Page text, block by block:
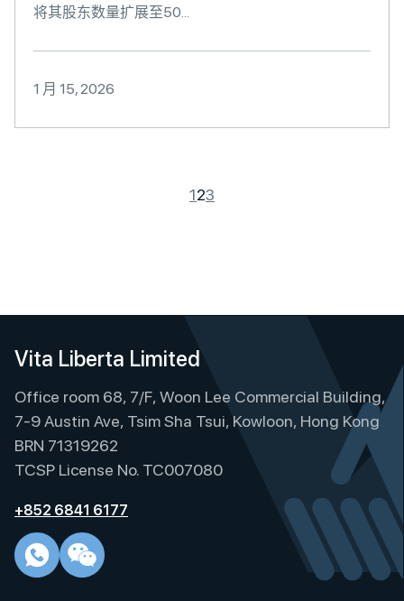
将其股东数量扩展至50...
1 月 15, 2026
123
Vita Liberta Limited
Office room 68, 7/F, Woon Lee Commercial Building,
7-9 Austin Ave, Tsim Sha Tsui, Kowloon, Hong Kong
BRN 71319262
TCSP License No. TC007080
+852 6841 6177